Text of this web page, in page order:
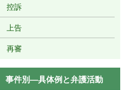
控訴
上告
再審
事件別―具体例と弁護活動